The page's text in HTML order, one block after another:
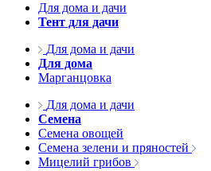
Для дома и дачи
Тент для дачи
Для дома и дачи
Для дома
Марганцовка
Для дома и дачи
Семена
Семена овощей
Семена зелени и пряностей
Мицелий грибов